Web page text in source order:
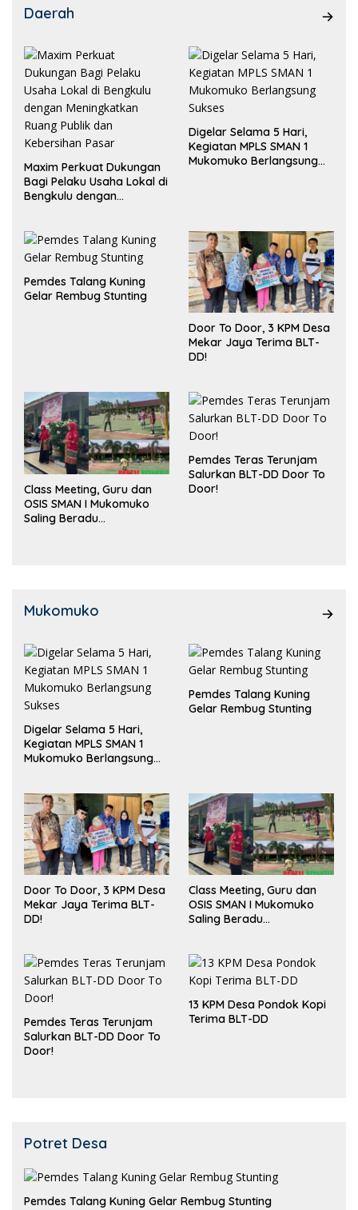
Daerah
Maxim Perkuat Dukungan
Bagi Pelaku Usaha Lokal di
Bengkulu dengan
Pasar
Digelar Selama 5 Hari,
Kegiatan MPLS SMAN 1
Mukomuko Berlangsung
Pemdes Talang Kuning
Gelar Rembug Stunting
Door To Door, 3 KPM Desa
Mekar Jaya Terima BLT-
DD!
Class Meeting, Guru dan
OSIS SMAN I Mukomuko
Saling Beradu
Pemdes Teras Terunjam
Salurkan BLT-DD Door To
Door!
Mukomuko
Digelar Selama 5 Hari,
Kegiatan MPLS SMAN 1
Mukomuko Berlangsung
Pemdes Talang Kuning
Gelar Rembug Stunting
Door To Door, 3 KPM Desa
Mekar Jaya Terima BLT-
DD!
Class Meeting, Guru dan
OSIS SMAN I Mukomuko
Saling Beradu
Pemdes Teras Terunjam
Salurkan BLT-DD Door To
Door!
13 KPM Desa Pondok Kopi
Terima BLT-DD
Potret Desa
Pemdes Talang Kuning Gelar Rembug Stunting